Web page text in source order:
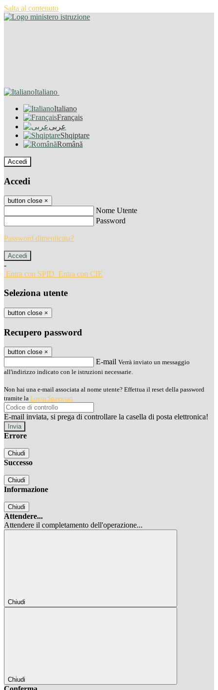
Salta al contenuto
Italiano
Italiano
Français
عربى
Shqiptare
Română
Accedi
Accedi
button close ×
Nome Utente
Password
Password dimenticata?
-
Entra con SPID Entra con CIE
Seleziona utente
button close ×
Recupero password
button close ×
E-mail Verrà inviato un messaggio
all'indirizzo indicato con le istruzioni necessarie.
Non hai una e-mail associata al nome utente? Effettua il reset della password
tramite la Login Spaggiari
E-mail inviata, si prega di controllare la casella di posta elettronica!
Errore
Chiudi
Successo
Chiudi
Informazione
Chiudi
Attendere...
Attendere il completamento dell'operazione...
Chiudi
Chiudi